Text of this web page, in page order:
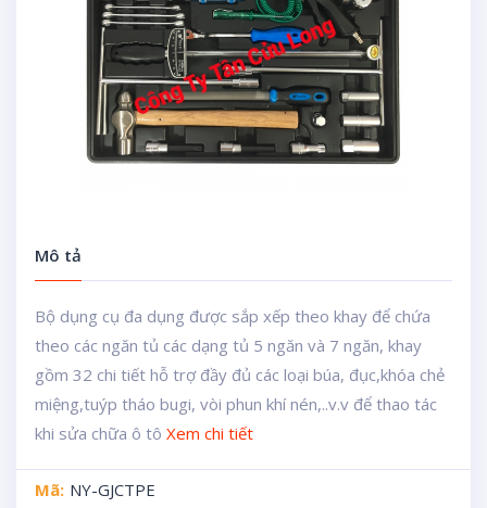
Mô tả
Bộ dụng cụ đa dụng được sắp xếp theo khay để chứa
theo các ngăn tủ các dạng tủ 5 ngăn và 7 ngăn, khay
gồm 32 chi tiết hỗ trợ đầy đủ các loại búa, đục,khóa chẻ
miệng,tuýp tháo bugi, vòi phun khí nén,..v.v để thao tác
khi sửa chữa ô tô Xem chi tiết
Mã: NY-GJCTPE